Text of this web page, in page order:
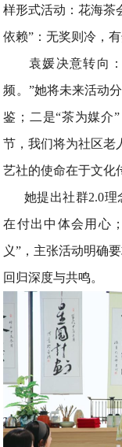
样形式活动：花海茶
依赖”：无奖则冷，
袁媛决意转向
频。”她将未来活动
鉴；二是“茶为媒介
节，我们将为社区老
艺社的使命在于文化
她提出社群2.0理
在付出中体会用心
义”，主张活动明确
回归深度与共鸣。